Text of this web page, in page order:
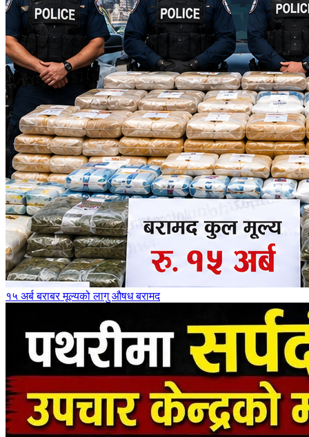
१५ अर्ब बराबर मूल्यको लागु औषध बरामद